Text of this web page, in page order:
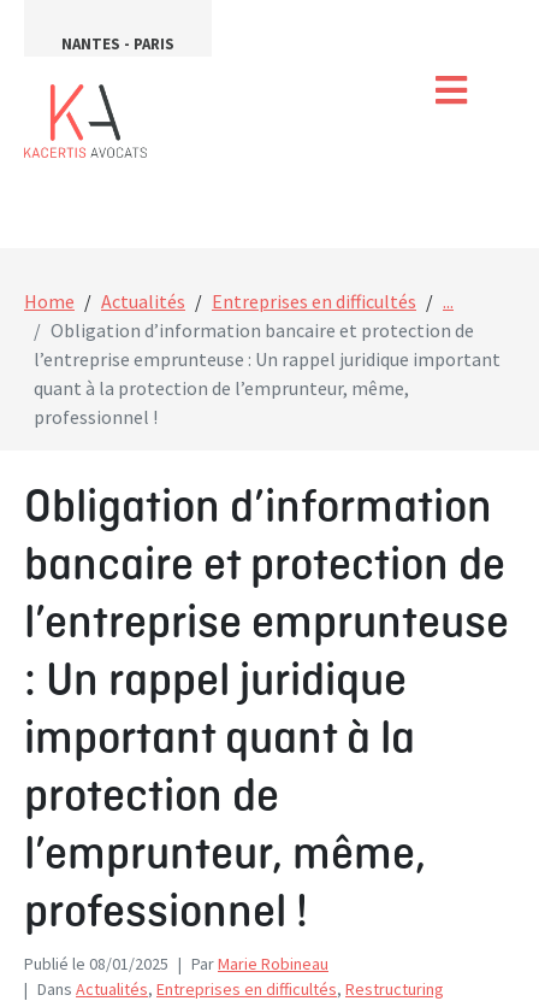
NANTES - PARIS
Home Actualités Entreprises en difficultés
...
Obligation d’information bancaire et protection de
l’entreprise emprunteuse : Un rappel juridique important
quant à la protection de l’emprunteur, même,
professionnel !
Obligation d’information
bancaire et protection de
l’entreprise emprunteuse
: Un rappel juridique
important quant à la
protection de
l’emprunteur, même,
professionnel !
Publié le 08/01/2025 ParMarie Robineau
Dans Actualités, Entreprises en difficultés, Restructuring